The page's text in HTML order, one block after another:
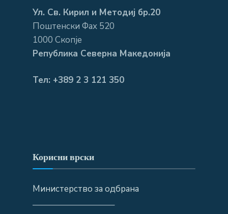
Ул. Св. Кирил и Методиј бр.20
Поштенски Фах 520
1000 Скопје
Република Северна Македонија
Тел: +389 2 3 121 350
Корисни врски
Министерство за одбрана
—————————–